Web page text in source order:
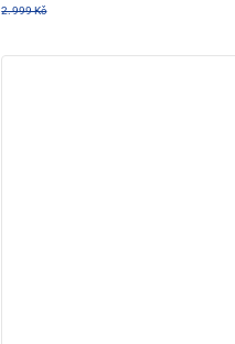
2.999 Kč